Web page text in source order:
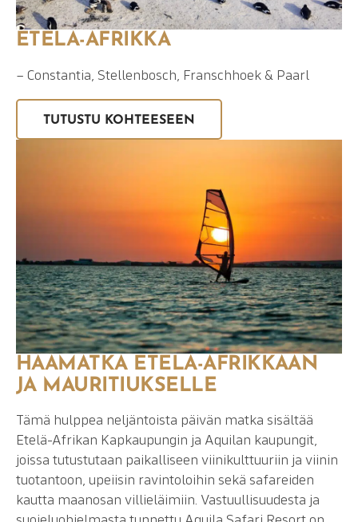
ETELÄ-AFRIKKA
– Constantia, Stellenbosch, Franschhoek & Paarl
TUTUSTU KOHTEESEEN
HÄÄMATKA ETELÄ-AFRIKKAAN
JA MAURITIUKSELLE
Tämä hulppea neljäntoista päivän matka sisältää
Etelä-Afrikan Kapkaupungin ja Aquilan kaupungit,
joissa tutustutaan paikalliseen viinikulttuuriin ja viinin
tuotantoon, upeiisin ravintoloihin sekä safareiden
kautta maanosan villieläimiin. Vastuullisuudesta ja